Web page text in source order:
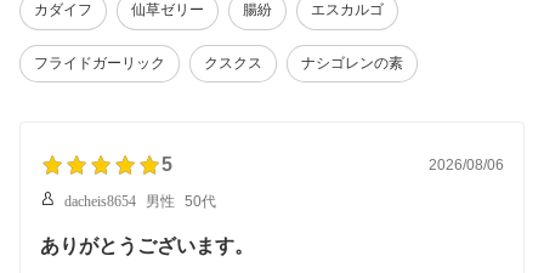
カダイフ 仙草ゼリー 腸紛 エスカルゴ
フライドガーリック クスクス ナシゴレンの素
5 2026/08/06
dacheis8654 男性 50代
ありがとうございます。